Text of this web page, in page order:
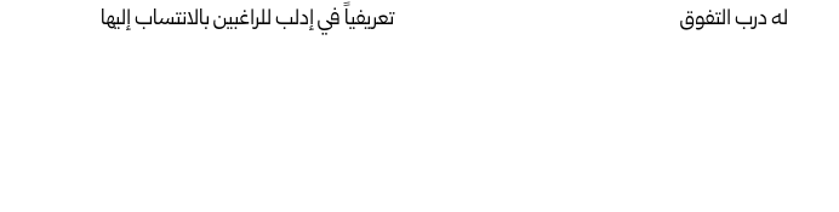
له درب التفوق
تعريفياً في إدلب للراغبين بالانتساب إليها